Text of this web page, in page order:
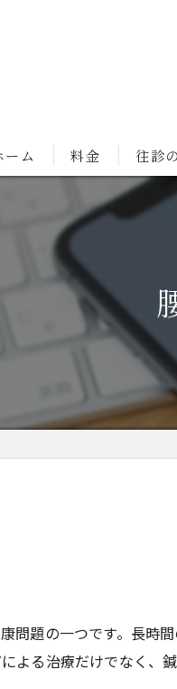
ーム 料金 往診
問題の一つです。長時
よる治療だけでなく、